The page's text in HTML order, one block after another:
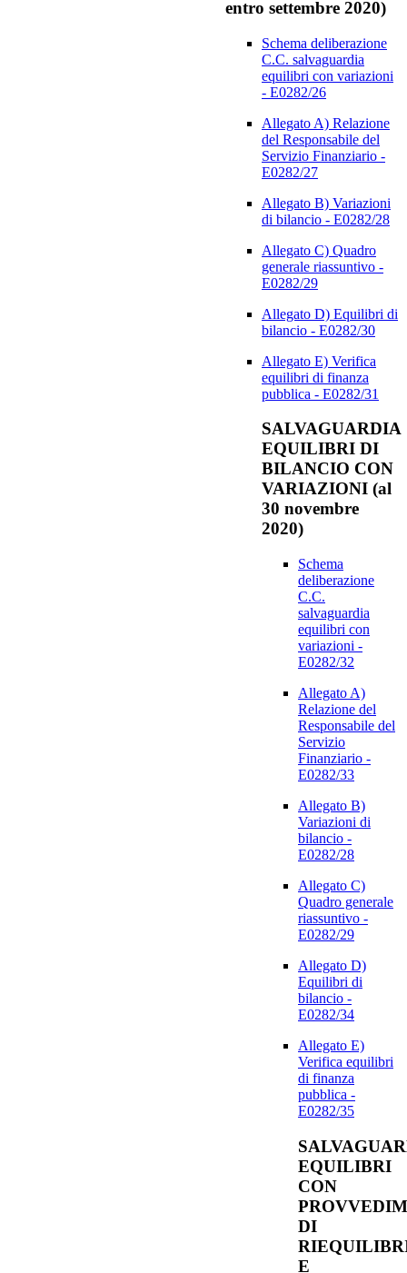
entro settembre 2020)
Schema deliberazione
C.C. salvaguardia
equilibri con variazioni
- E0282/26
Allegato A) Relazione
del Responsabile del
Servizio Finanziario -
E0282/27
Allegato B) Variazioni
di bilancio - E0282/28
Allegato C) Quadro
generale riassuntivo -
E0282/29
Allegato D) Equilibri di
bilancio - E0282/30
Allegato E) Verifica
equilibri di finanza
pubblica - E0282/31
SALVAGUARDIA
EQUILIBRI DI
BILANCIO CON
VARIAZIONI (al
30 novembre
2020)
Schema
deliberazione
C.C.
salvaguardia
equilibri con
variazioni -
E0282/32
Allegato A)
Relazione del
Responsabile del
Servizio
Finanziario -
E0282/33
Allegato B)
Variazioni di
bilancio -
E0282/28
Allegato C)
Quadro generale
riassuntivo -
E0282/29
Allegato D)
Equilibri di
bilancio -
E0282/34
Allegato E)
Verifica equilibri
di finanza
pubblica -
E0282/35
EQUILIBRI
CON
DI
E